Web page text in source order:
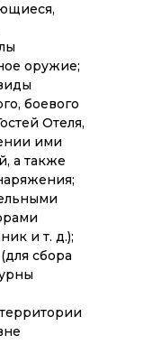
оружие;
боевого
Отеля,
ими
а также
и т. д.);
сбора